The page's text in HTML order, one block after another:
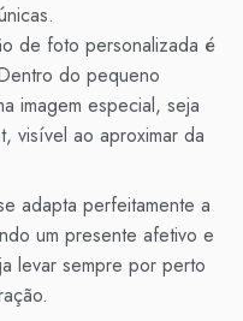
de foto personalizada é
do pequeno
imagem especial, seja
visível ao aproximar da
adapta perfeitamente a
um presente afetivo e
levar sempre por perto